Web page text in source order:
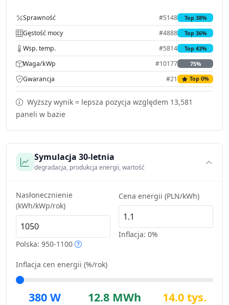
Sprawność #5148 Top 38%
Gęstość mocy #4888 Top 36%
Wsp. temp. #5814 Top 43%
Waga/kWp #10177 75%
Gwarancja #21 Top 0%
Wyższy wynik = lepsza pozycja względem 13,581
paneli w bazie
Symulacja 30-letnia
degradacja, produkcja energii, wartość
Nasłonecznienie
(kWh/kWp/rok)
Polska: 950-1100
Cena energii (PLN/kWh)
Inflacja: 0%
Inflacja cen energii (%/rok)
380 W 12.8 MWh
14.0 tys.